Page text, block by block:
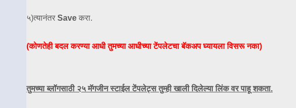
५)त्यानंतर Save करा.
(कोणतेही बदल करण्या आधी तुमच्या आधीच्या टेंपलेटचा बॅकअप घ्यायला विसरू नका)
तुमच्या ब्लॉगसाठी २५ मॅगजीन स्टाईल टेंपलेट्स तुम्ही खाली दिलेल्या लिंक वर पाहू शकता.